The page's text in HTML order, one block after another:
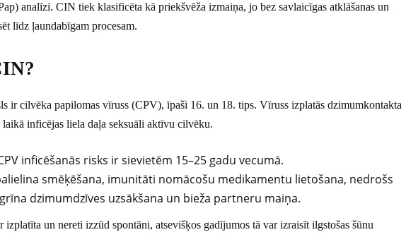
analīzi. CIN tiek klasificēta kā priekšvēža izmaiņa, jo bez savlaicīgas atklāšanas un
līdz ļaundabīgam procesam.
ir cilvēka papilomas vīruss (CPV), īpaši 16. un 18. tips. Vīruss izplatās dzimumkontakta
inficējas liela daļa seksuāli aktīvu cilvēku.
inficēšanās risks ir sievietēm 15–25 gadu vecumā.
smēķēšana, imunitāti nomācošu medikamentu lietošana, nedrošs
dzimumdzīves uzsākšana un bieža partneru maiņa.
un nereti izzūd spontāni, atsevišķos gadījumos tā var izraisīt ilgstošas šūnu